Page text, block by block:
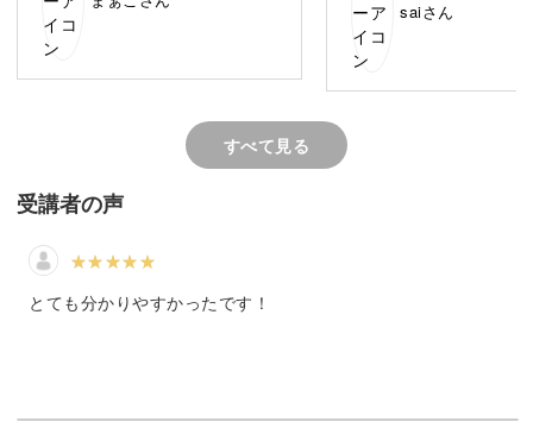
その貴重な期間に目にしたもの経験したことが、大人にな
をこめた手作りおもちゃを贈りませんか？
今までチャンスを逃していた方は、ぜひ講座にご参加くだ
さいね。
りましょう！
づつ作れて嬉しかったで
使用頻度の高い、ハマナ
フェルトMIX#206(3g)が
他の色で代用する事があ
saiさん
すべて見る
受講者の声
とても分かりやすかったです！